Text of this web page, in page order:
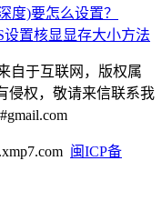
度)要怎么设置？
设置核显显存大小方法
自于互联网，版权属
侵权，敬请来信联系我
闽ICP备